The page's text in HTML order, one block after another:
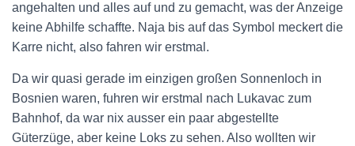
angehalten und alles auf und zu gemacht, was der Anzeige
keine Abhilfe schaffte. Naja bis auf das Symbol meckert die
Karre nicht, also fahren wir erstmal.
Da wir quasi gerade im einzigen großen Sonnenloch in
Bosnien waren, fuhren wir erstmal nach Lukavac zum
Bahnhof, da war nix ausser ein paar abgestellte
Güterzüge, aber keine Loks zu sehen. Also wollten wir